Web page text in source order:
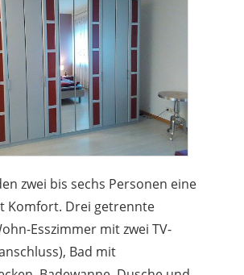
zwei bis sechs Personen eine
Komfort. Drei getrennte
Esszimmer mit zwei TV-
Bad mit